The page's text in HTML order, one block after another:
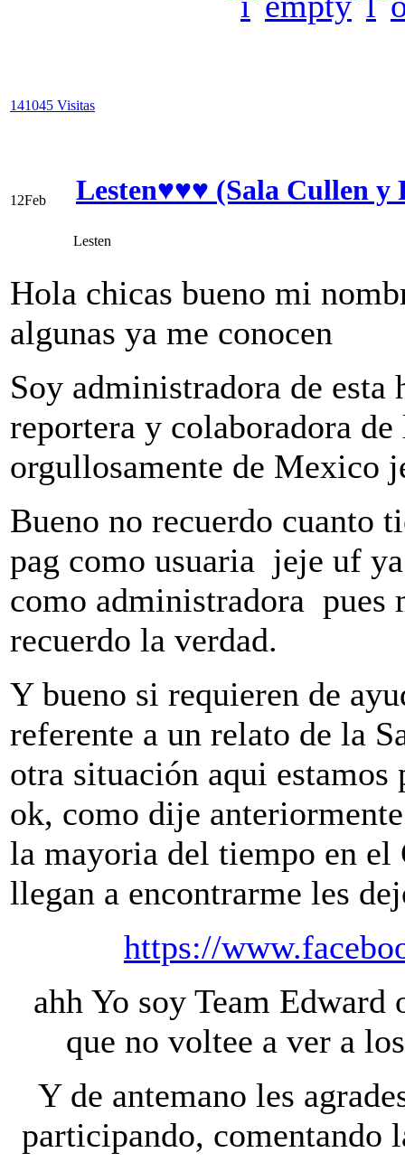
141045 Visitas
12Feb Lesten♥♥♥ (Sala Cullen y
Lesten
Hola chicas bueno mi
algunas ya me conocen
Soy administradora de esta
reportera y colaboradora
orgullosamente de Mexico
Bueno no recuerdo cuanto
pag como usuaria jeje uf
como administradora pues
recuerdo la verdad.
Y bueno si requieren de
referente a un relato de la
otra situación aqui estamos
ok, como dije
la mayoria del tiempo en el
llegan a encontrarme les
https://
ahh Yo soy Team
que no voltee a ver a
Y de antemano les
participando, comentando